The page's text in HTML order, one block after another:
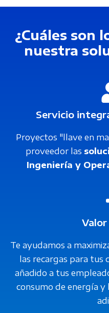
¿Cuáles son
nuestra
Servicio
Proyectos "llave en
proveedor las
Ingeniería y
Te ayudamos a
las recargas para
añadido a tus
consumo de energía